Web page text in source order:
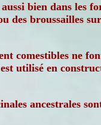
bien dans les
des broussailles
comestibles ne
utilisé en
ancestrales